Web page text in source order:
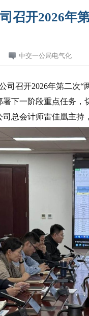
召开2026年
中交一公局电气化
司召开2026年第二次
署下一阶段重点任务
总会计师雷佳凰主持